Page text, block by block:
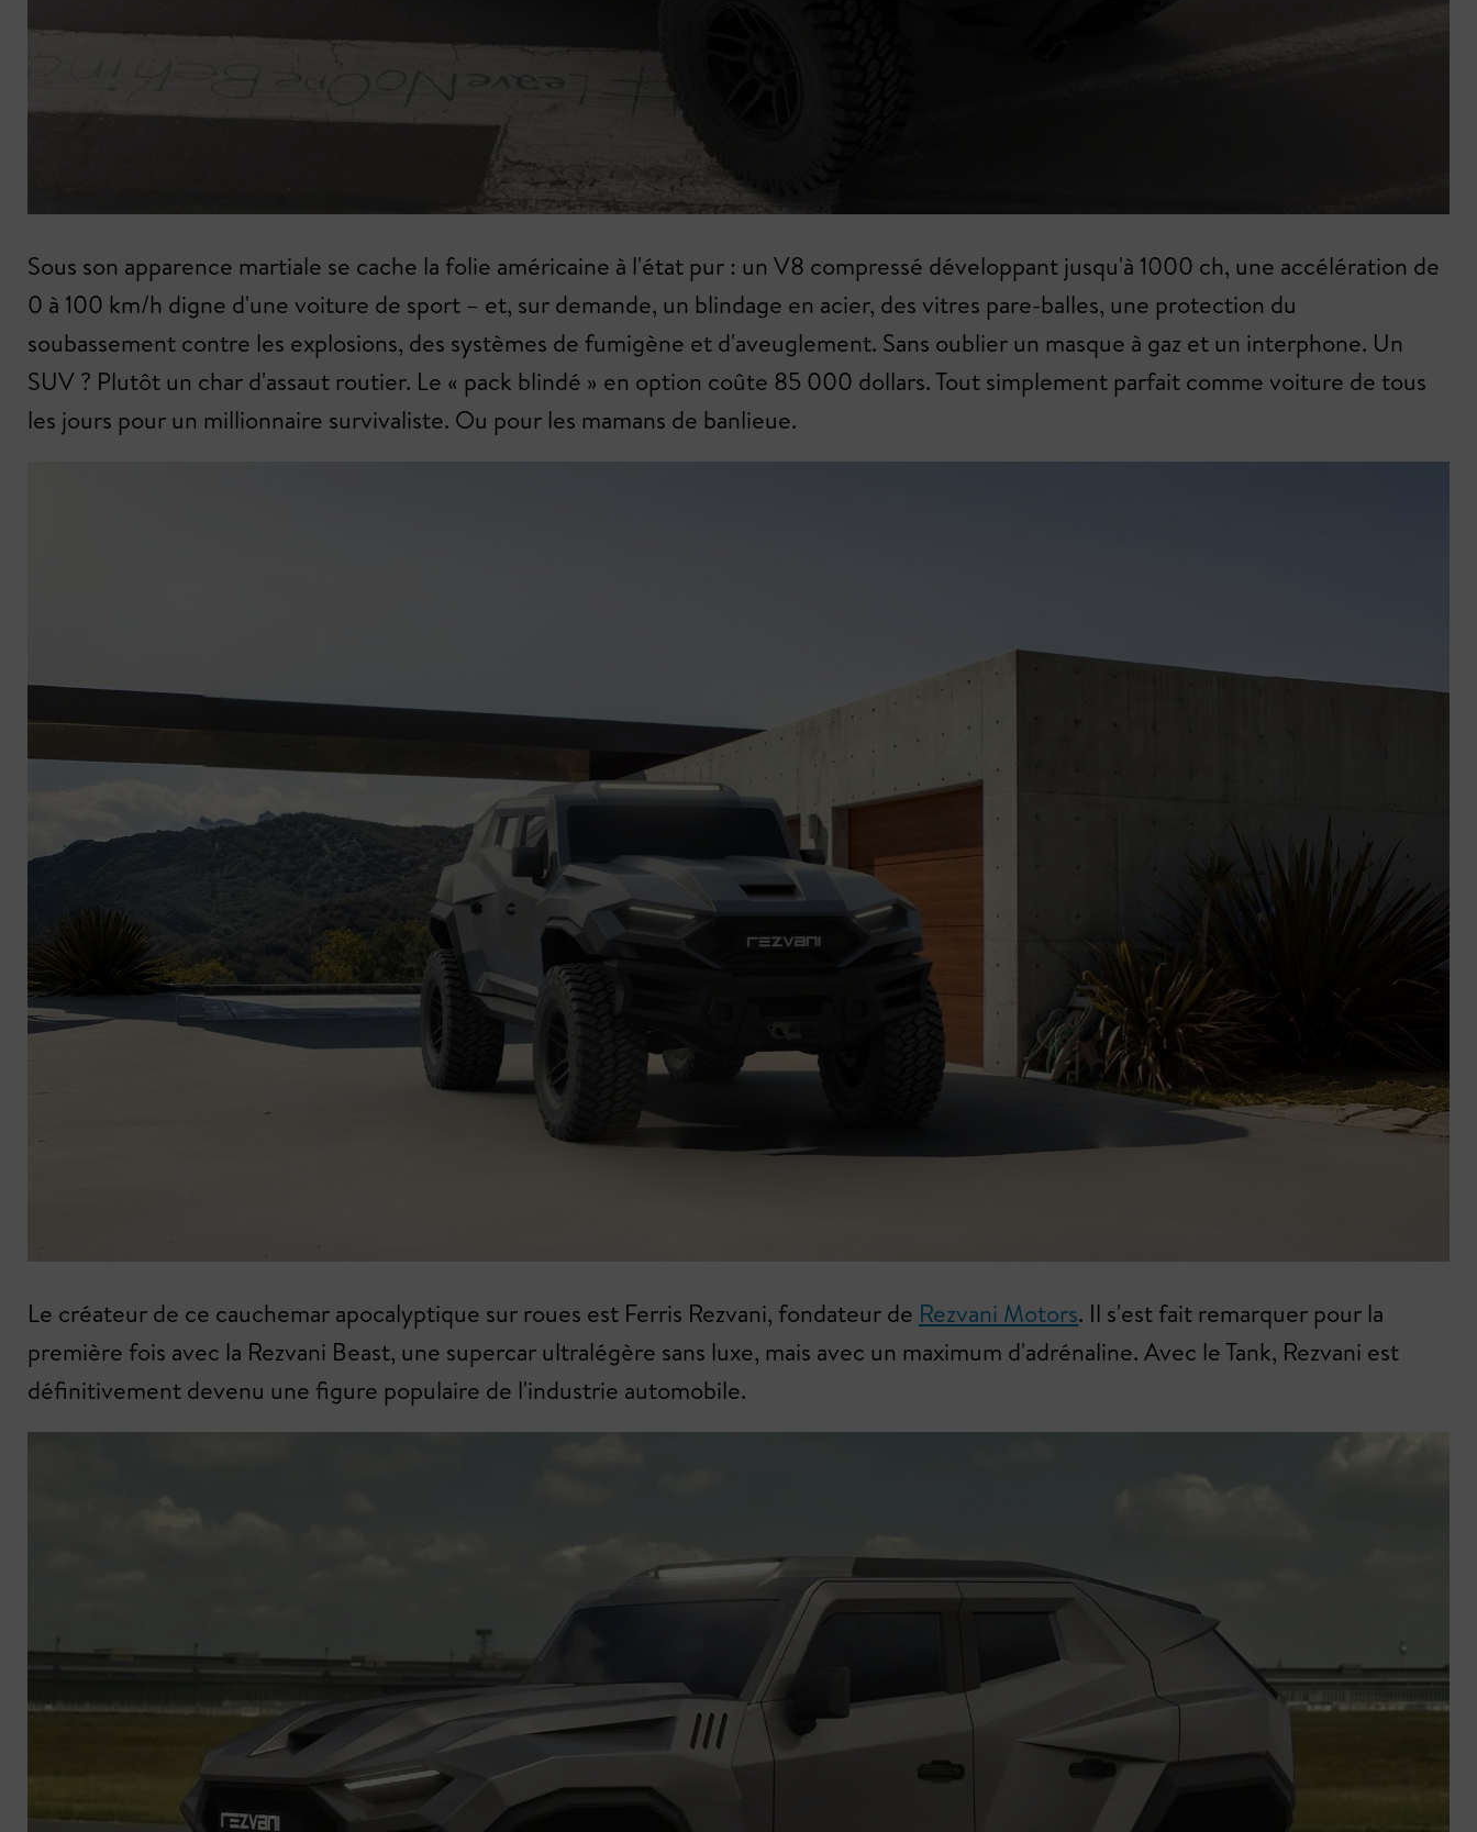
Sous son apparence martiale se cache la folie américaine à l'état pur : un V8 compressé développant jusqu'à 1000 ch, une accélération de
0 à 100 km/h digne d'une voiture de sport – et, sur demande, un blindage en acier, des vitres pare-balles, une protection du
soubassement contre les explosions, des systèmes de fumigène et d'aveuglement. Sans oublier un masque à gaz et un interphone. Un
SUV ? Plutôt un char d'assaut routier. Le « pack blindé » en option coûte 85 000 dollars. Tout simplement parfait comme voiture de tous
les jours pour un millionnaire survivaliste. Ou pour les mamans de banlieue.
Le créateur de ce cauchemar apocalyptique sur roues est Ferris Rezvani, fondateur de Rezvani Motors. Il s'est fait remarquer pour la
première fois avec la Rezvani Beast, une supercar ultralégère sans luxe, mais avec un maximum d'adrénaline. Avec le Tank, Rezvani est
définitivement devenu une figure populaire de l'industrie automobile.